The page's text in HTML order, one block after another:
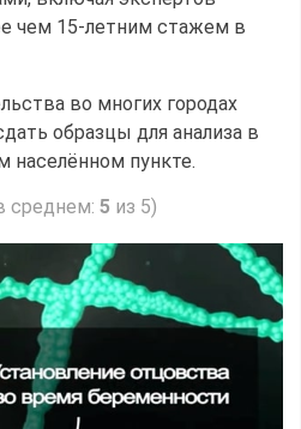
чем 15-летним стажем в
во многих городах
образцы для анализа в
пункте.
среднем: 5 из 5)